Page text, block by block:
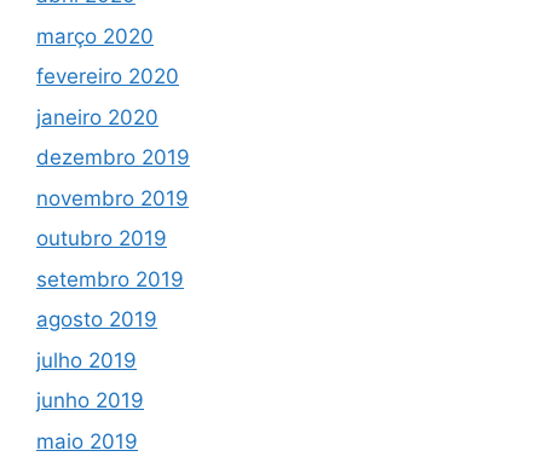
março 2020
fevereiro 2020
janeiro 2020
dezembro 2019
novembro 2019
outubro 2019
setembro 2019
agosto 2019
julho 2019
junho 2019
maio 2019